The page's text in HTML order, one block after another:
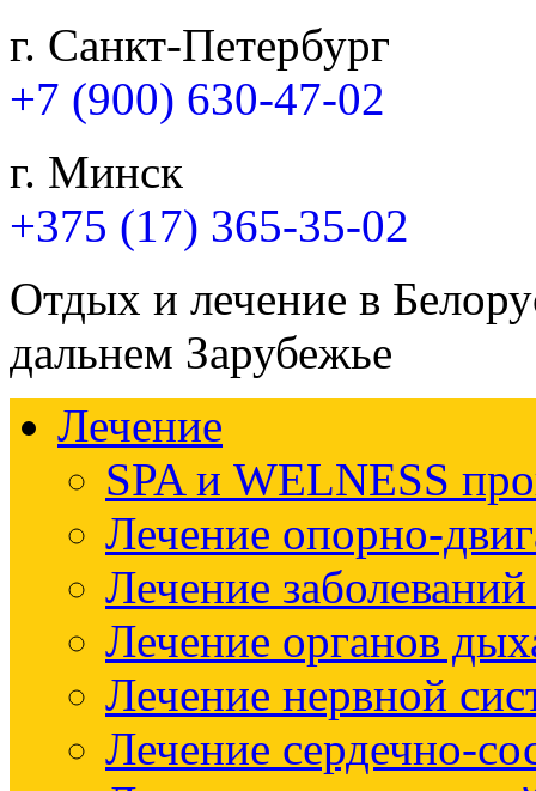
г. Санкт-Петербург
+7 (900) 630-47-02
г. Минск
+375 (17) 365-35-02
Отдых и лечение в
дальнем Зарубежье
Лечение
SPA и WELNESS
Лечение опорно-
Лечение
Лечение органов
Лечение нервной
Лечение сердечно-